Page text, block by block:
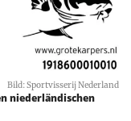
Bild: Sportvisserij Nederland
niederländischen